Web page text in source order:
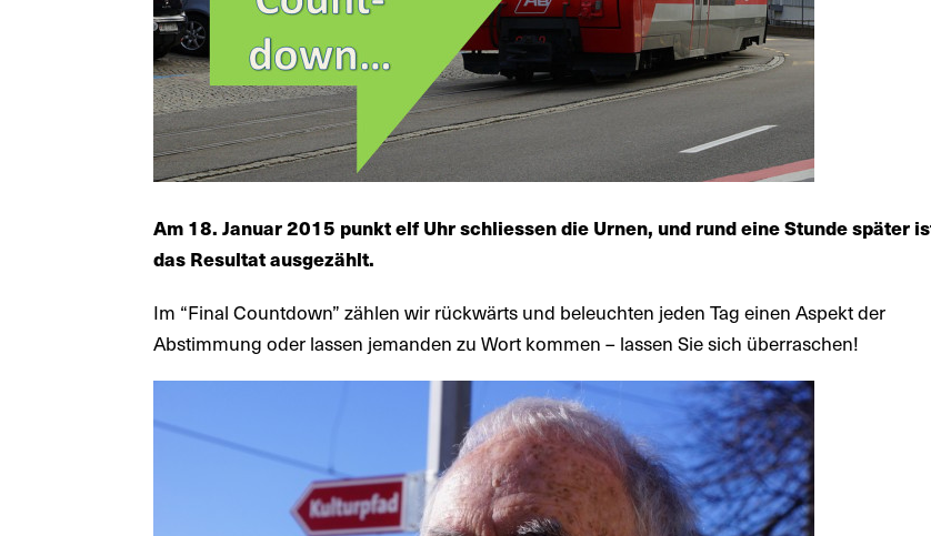
Am 18. Januar 2015 punkt elf Uhr schliessen die Urnen, und rund eine Stunde später
das Resultat ausgezählt.
Im “Final Countdown” zählen wir rückwärts und beleuchten jeden Tag einen Aspekt der
Abstimmung oder lassen jemanden zu Wort kommen – lassen Sie sich überraschen!